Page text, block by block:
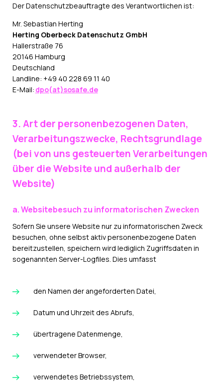
Der Datenschutzbeauftragte des Verantwortlichen ist:
Mr. Sebastian Herting
Herting Oberbeck Datenschutz GmbH
Hallerstraße 76
20146 Hamburg
Deutschland
Landline: +49 40 228 69 11 40
E-Mail: dpo(at)sosafe.de
3. Art der personenbezogenen Daten,
Verarbeitungszwecke, Rechtsgrundlage
(bei von uns gesteuerten Verarbeitungen
über die Website und außerhalb der
Website)
a. Websitebesuch zu informatorischen Zwecken
Sofern Sie unsere Website nur zu informatorischen Zweck
besuchen, ohne selbst aktiv personenbezogene Daten
bereitzustellen, speichern wird lediglich Zugriffsdaten in
sogenannten Server-Logfiles. Dies umfasst
den Namen der angeforderten Datei,
Datum und Uhrzeit des Abrufs,
übertragene Datenmenge,
verwendeter Browser,
verwendetes Betriebssystem,